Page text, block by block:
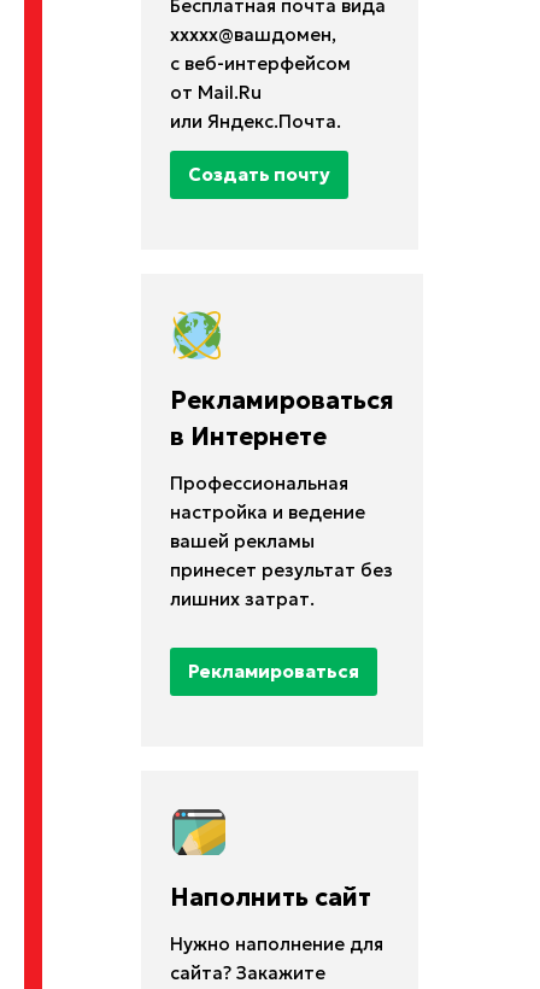
Бесплатная почта вида
xxxxx@вашдомен,
с веб-интерфейсом
от Mail.Ru
или Яндекс.Почта.
Создать почту
Рекламироваться
в Интернете
Профессиональная
настройка и ведение
вашей рекламы
принесет результат без
лишних затрат.
Рекламироваться
Наполнить сайт
Нужно наполнение для
сайта? Закажите